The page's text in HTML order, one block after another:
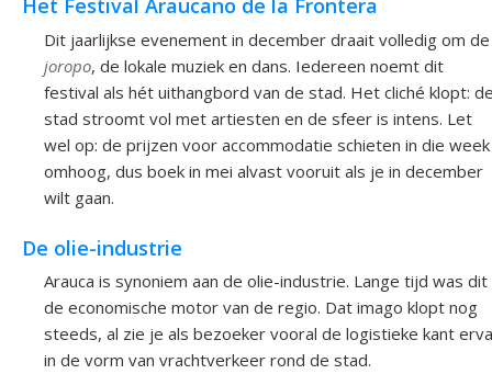
Het Festival Araucano de la Frontera
Dit jaarlijkse evenement in december draait volledig om de
joropo, de lokale muziek en dans. Iedereen noemt dit
festival als hét uithangbord van de stad. Het cliché klopt:
stad stroomt vol met artiesten en de sfeer is intens. Let
wel op: de prijzen voor accommodatie schieten in die week
omhoog, dus boek in mei alvast vooruit als je in december
wilt gaan.
De olie-industrie
Arauca is synoniem aan de olie-industrie. Lange tijd was dit
de economische motor van de regio. Dat imago klopt nog
steeds, al zie je als bezoeker vooral de logistieke kant
in de vorm van vrachtverkeer rond de stad.